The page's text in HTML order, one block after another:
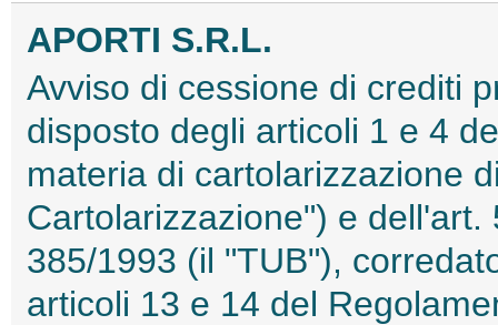
APORTI S.R.L.
Avviso di cessione di crediti
disposto degli articoli 1 e 4
materia di cartolarizzazione
Cartolarizzazione") e
385/1993 (il "TUB"),
articoli 13 e 14 del